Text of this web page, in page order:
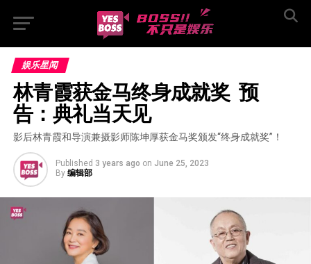
娱乐星闻
林青霞获金马终身成就奖  预
告：典礼当天见
影后林青霞和导演兼摄影师陈坤厚获金马奖颁发“终身成就奖”！
Published 3 years ago on June 25, 2023
By 编辑部